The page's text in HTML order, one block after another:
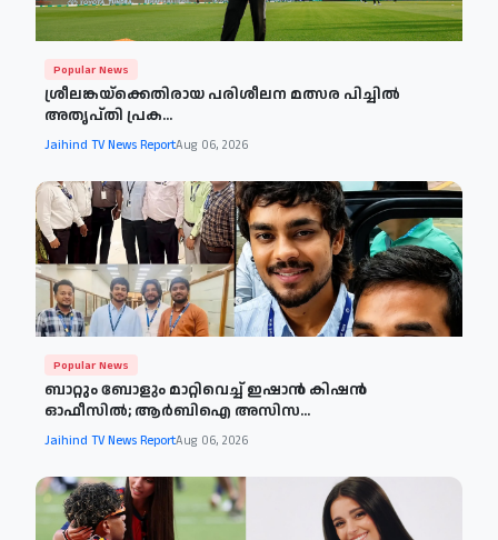
Popular News
ശ്രീലങ്കയ്‌ക്കെതിരായ പരിശീലന മത്സര പിച്ചിൽ
അതൃപ്തി പ്രക...
Jaihind TV News ReportAug 06, 2026
Popular News
ബാറ്റും ബോളും മാറ്റിവെച്ച് ഇഷാൻ കിഷൻ
ഓഫീസിൽ; ആർബിഐ അസിസ...
Jaihind TV News ReportAug 06, 2026